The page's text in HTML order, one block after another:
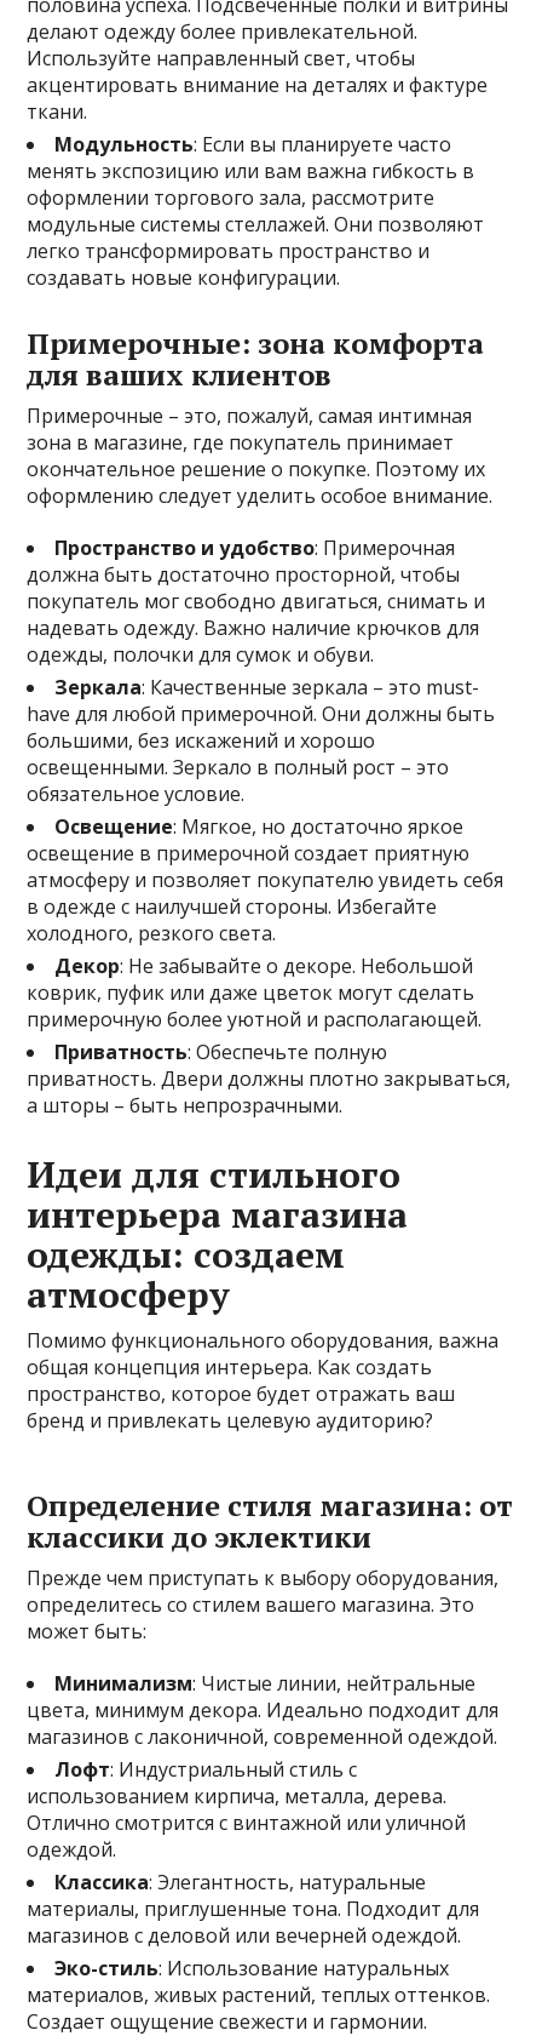
делают одежду более привлекательной.
Используйте направленный свет, чтобы
акцентировать внимание на деталях и фактуре
ткани.
Модульность: Если вы планируете часто
менять экспозицию или вам важна гибкость в
оформлении торгового зала, рассмотрите
модульные системы стеллажей. Они позволяют
легко трансформировать пространство и
создавать новые конфигурации.
Примерочные: зона комфорта
для ваших клиентов
Примерочные – это, пожалуй, самая интимная
зона в магазине, где покупатель принимает
окончательное решение о покупке. Поэтому их
оформлению следует уделить особое внимание.
Пространство и удобство: Примерочная
должна быть достаточно просторной, чтобы
покупатель мог свободно двигаться, снимать и
надевать одежду. Важно наличие крючков для
одежды, полочки для сумок и обуви.
Зеркала: Качественные зеркала – это must-
have для любой примерочной. Они должны быть
большими, без искажений и хорошо
освещенными. Зеркало в полный рост – это
обязательное условие.
Освещение: Мягкое, но достаточно яркое
освещение в примерочной создает приятную
атмосферу и позволяет покупателю увидеть себя
в одежде с наилучшей стороны. Избегайте
холодного, резкого света.
Декор: Не забывайте о декоре. Небольшой
коврик, пуфик или даже цветок могут сделать
примерочную более уютной и располагающей.
Приватность: Обеспечьте полную
приватность. Двери должны плотно закрываться,
а шторы – быть непрозрачными.
Идеи для стильного
интерьера магазина
одежды: создаем
атмосферу
Помимо функционального оборудования, важна
общая концепция интерьера. Как создать
пространство, которое будет отражать ваш
бренд и привлекать целевую аудиторию?
Определение стиля магазина: от
классики до эклектики
Прежде чем приступать к выбору оборудования,
определитесь со стилем вашего магазина. Это
может быть:
Минимализм: Чистые линии, нейтральные
цвета, минимум декора. Идеально подходит для
магазинов с лаконичной, современной одеждой.
Лофт: Индустриальный стиль с
использованием кирпича, металла, дерева.
Отлично смотрится с винтажной или уличной
одеждой.
Классика: Элегантность, натуральные
материалы, приглушенные тона. Подходит для
магазинов с деловой или вечерней одеждой.
Эко-стиль: Использование натуральных
материалов, живых растений, теплых оттенков.
Создает ощущение свежести и гармонии.